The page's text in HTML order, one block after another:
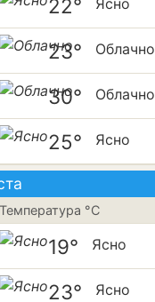
22° Ясно
23° Облачно
30° Облачно
25° Ясно
Температура °C
19° Ясно
23° Ясно